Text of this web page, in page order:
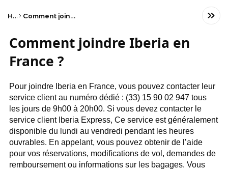
Home Comment joindre Iberia en France ?
Comment joindre Iberia en
France ?
Pour joindre Iberia en France, vous pouvez contacter leur
service client au numéro dédié : (33) 15 90 02 947 tous
les jours de 9h00 à 20h00. Si vous devez contacter le
service client Iberia Express, Ce service est généralement
disponible du lundi au vendredi pendant les heures
ouvrables. En appelant, vous pouvez obtenir de l’aide
pour vos réservations, modifications de vol, demandes de
remboursement ou informations sur les bagages. Vous